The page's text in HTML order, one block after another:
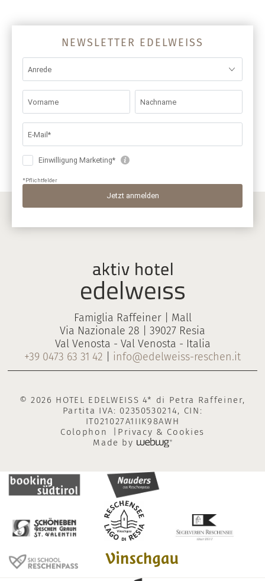
NEWSLETTER EDELWEISS
Famiglia Raffeiner | Mall
Via Nazionale 28 | 39027 Resia
Val Venosta - Val Venosta - Italia
+39 0473 63 31 42
info@edelweiss-reschen.it
© 2026 HOTEL EDELWEISS 4* di Petra Raffeiner,
Partita IVA: 02350530214, CIN:
IT021027A1IIK98AWH
Colophon
Privacy & Cookies
Made by